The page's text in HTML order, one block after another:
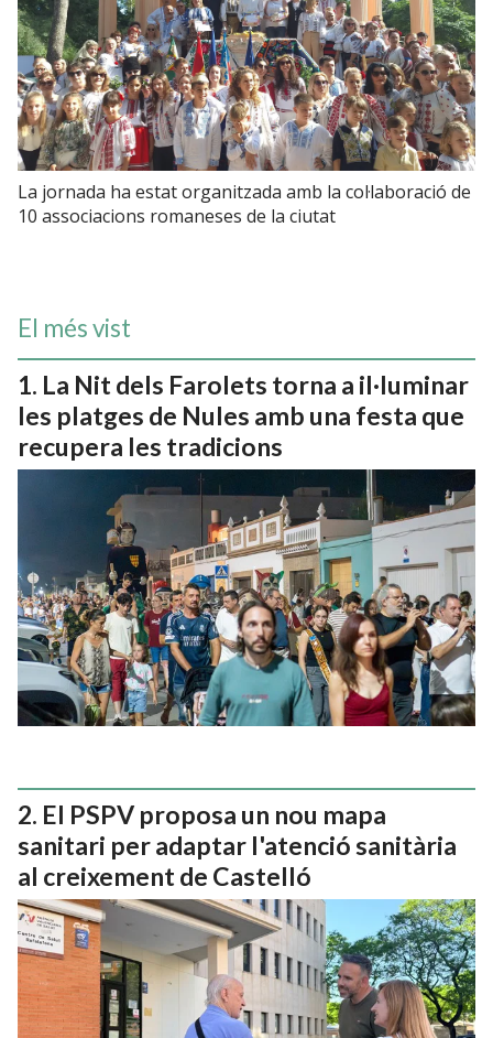
La jornada ha estat organitzada amb la col·laboració de
10 associacions romaneses de la ciutat
El més vist
La Nit dels Farolets torna a il·luminar
les platges de Nules amb una festa que
recupera les tradicions
El PSPV proposa un nou mapa
sanitari per adaptar l'atenció sanitària
al creixement de Castelló